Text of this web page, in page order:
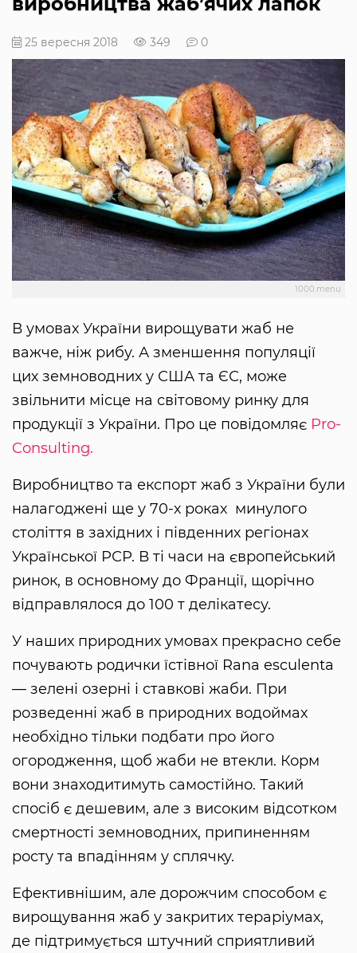
25 вересня 2018 349 0
1000.menu
В умовах України вирощувати жаб не
важче, ніж рибу. А зменшення популяції
цих земноводних у США та ЄС, може
звільнити місце на світовому ринку для
продукції з України. Про це повідомляє Pro-
Consulting.
Виробництво та експорт жаб з України були
налагоджені ще у 70-х роках минулого
століття в західних і південних регіонах
Української РСР. В ті часи на європейський
ринок, в основному до Франції, щорічно
відправлялося до 100 т делікатесу.
У наших природних умовах прекрасно себе
почувають родички їстівної Rana esculenta
— зелені озерні і ставкові жаби. При
розведенні жаб в природних водоймах
необхідно тільки подбати про його
огородження, щоб жаби не втекли. Корм
вони знаходитимуть самостійно. Такий
спосіб є дешевим, але з високим відсотком
смертності земноводних, припиненням
росту та впадінням у сплячку.
Ефективнішим, але дорожчим способом є
вирощування жаб у закритих тераріумах,
де підтримується штучний сприятливий